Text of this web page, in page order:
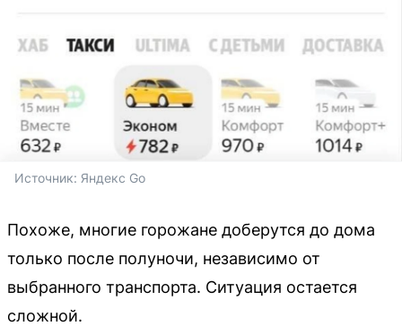
Источник: Яндекс Go
Похоже, многие горожане доберутся до дома
только после полуночи, независимо от
выбранного транспорта. Ситуация остается
сложной.